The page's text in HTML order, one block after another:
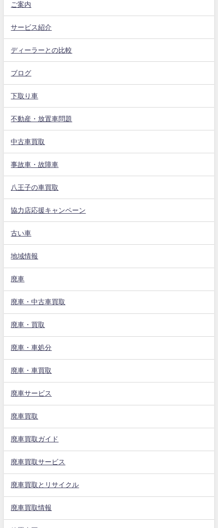
ご案内
サービス紹介
ディーラーとの比較
ブログ
下取り車
不動産・放置車問題
中古車買取
事故車・故障車
八王子の車買取
協力店応援キャンペーン
古い車
地域情報
廃車
廃車・中古車買取
廃車・買取
廃車・車処分
廃車・車買取
廃車サービス
廃車買取
廃車買取ガイド
廃車買取サービス
廃車買取とリサイクル
廃車買取情報